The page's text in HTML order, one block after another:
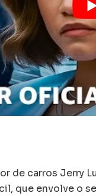
de carros Jerry
que envolve o